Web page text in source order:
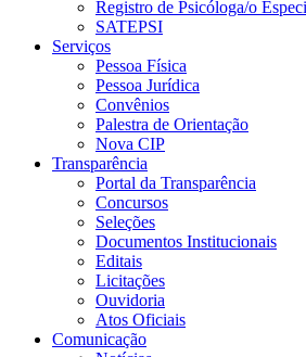
Registro de Psicóloga/o
SATEPSI
Serviços
Pessoa Física
Pessoa Jurídica
Convênios
Palestra de Orientação
Nova CIP
Transparência
Portal da Transparência
Concursos
Seleções
Documentos Institucionais
Editais
Licitações
Ouvidoria
Atos Oficiais
Comunicação